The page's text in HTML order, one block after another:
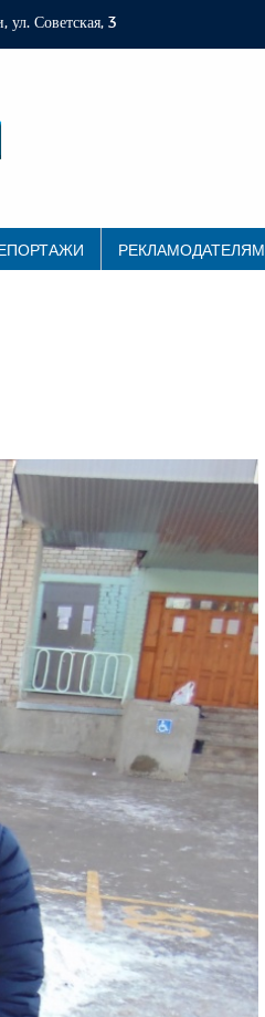
ул. Советская, 3
РЕКЛАМОДАТЕЛЯМ